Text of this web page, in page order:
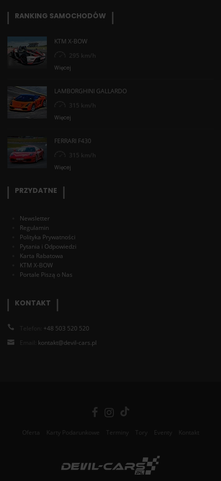
RANKING SAMOCHODÓW
KTM X-BOW
295 km/h
Więcej
LAMBORGHINI GALLARDO
315 km/h
Więcej
FERRARI F430
315 km/h
Więcej
PRZYDATNE
Newsletter
Regulamin
Polityka Prywatności
Pytania i Odpowiedzi
Karta Rabatowa
KTM X-BOW
Portale Piszą o Nas
KONTAKT
Telefon: +48 503 520 520
Email: kontakt@devil-cars.pl
Oferta Karty Podarunkowe Terminy Tory Eventy Kontakt